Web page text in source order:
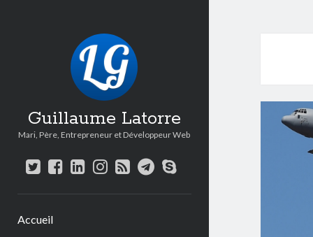
Guillaume Latorre
Mari, Père, Entrepreneur et Développeur Web
twitter
facebook
linkedin
instagram
rsstelegram
skype
Accueil